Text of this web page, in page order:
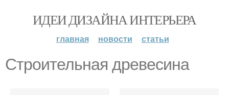
ИДЕИ ДИЗАЙНА ИНТЕРЬЕРА
главная новости статьи
Строительная древесина